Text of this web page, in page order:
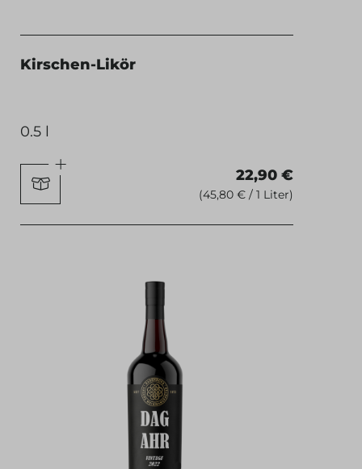
Kirschen-Likör
0.5 l
22,90 €
(45,80 € / 1 Liter)